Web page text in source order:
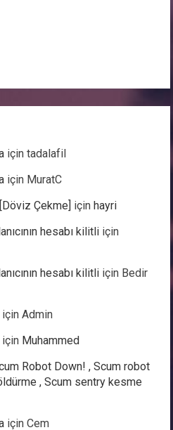
içintadalafil
için MuratC
Çekme] içinhayri
hesabı kilitli için
hesabı kilitli için Bedir
içinAdmin
için Muhammed
Robot Down! , Scum robot
, Scum sentry kesme
içinCem